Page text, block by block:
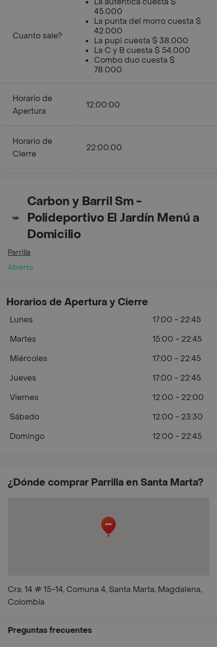
Cuanto sale?
45.000
La punta del morro cuesta $
42.000
La pupi cuesta $ 38.000
La C y B cuesta $ 54.000
Combo duo cuesta $
78.000
Horario de
Apertura
12:00:00
Horario de
Cierre
22:00:00
Carbon y Barril Sm -
Polideportivo El Jardín Menú a
Domicilio
Parrilla
Abierto
¿Dónde comprar Parrilla en Santa Marta?
Cra. 14 # 15-14, Comuna 4, Santa Marta, Magdalena,
Colombia
Horarios de Apertura y Cierre
Lunes
17:00 - 22:45
Martes
15:00 - 22:45
Miércoles
17:00 - 22:45
Jueves
17:00 - 22:45
Viernes
12:00 - 22:00
Sábado
12:00 - 23:30
Domingo
12:00 - 22:45
Preguntas frecuentes